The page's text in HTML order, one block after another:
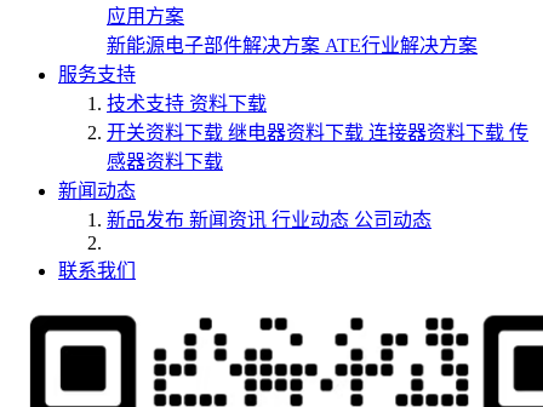
应用方案
新能源电子部件解决方案 ATE行业解决方案
服务支持
技术支持 资料下载
开关资料下载 继电器资料下载 连接器资料下载 传
感器资料下载
新闻动态
新品发布 新闻资讯 行业动态 公司动态
联系我们